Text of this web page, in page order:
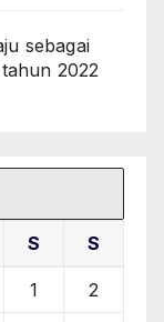
sebagai
2022
S S
1 2